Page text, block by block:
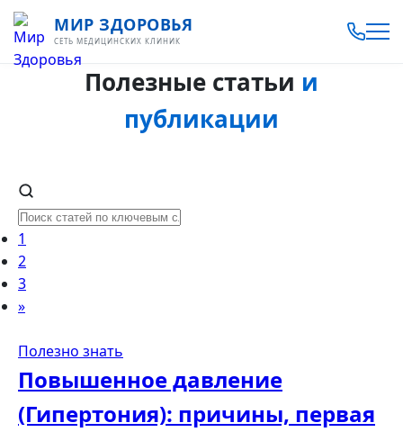
МИР ЗДОРОВЬЯ
СЕТЬ МЕДИЦИНСКИХ КЛИНИК
Полезные статьи и
публикации
1
2
3
»
Полезно знать
Повышенное давление
(Гипертония): причины, первая